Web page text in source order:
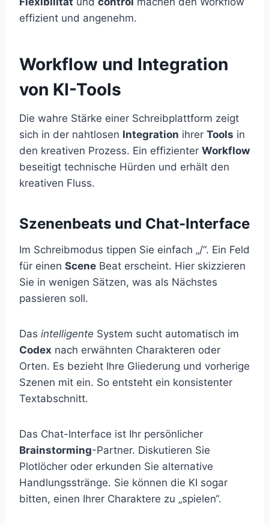
effizient und angenehm.
Workflow und Integration
von KI-Tools
Die wahre Stärke einer Schreibplattform zeigt
sich in der nahtlosen Integration ihrer Tools in
den kreativen Prozess. Ein effizienter Workflow
beseitigt technische Hürden und erhält den
kreativen Fluss.
Szenenbeats und Chat-Interface
Im Schreibmodus tippen Sie einfach „/“. Ein Feld
für einen Scene Beat erscheint. Hier skizzieren
Sie in wenigen Sätzen, was als Nächstes
passieren soll.
Das intelligente System sucht automatisch im
Codex nach erwähnten Charakteren oder
Orten. Es bezieht Ihre Gliederung und vorherige
Szenen mit ein. So entsteht ein konsistenter
Textabschnitt.
Das Chat-Interface ist Ihr persönlicher
Brainstorming-Partner. Diskutieren Sie
Plotlöcher oder erkunden Sie alternative
Handlungsstränge. Sie können die KI sogar
bitten, einen Ihrer Charaktere zu „spielen“.